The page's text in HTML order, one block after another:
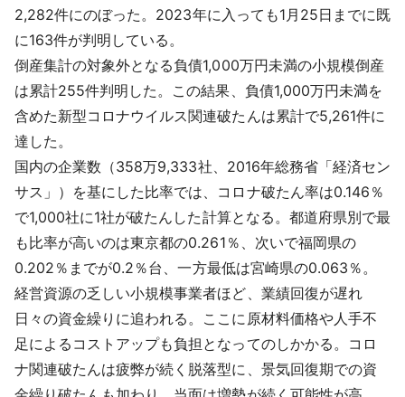
2,282件にのぼった。2023年に入っても1月25日までに既
に163件が判明している。
倒産集計の対象外となる負債1,000万円未満の小規模倒産
は累計255件判明した。この結果、負債1,000万円未満を
含めた新型コロナウイルス関連破たんは累計で5,261件に
達した。
国内の企業数（358万9,333社、2016年総務省「経済セン
サス」）を基にした比率では、コロナ破たん率は0.146％
で1,000社に1社が破たんした計算となる。都道府県別で最
も比率が高いのは東京都の0.261％、次いで福岡県の
0.202％までが0.2％台、一方最低は宮崎県の0.063％。
経営資源の乏しい小規模事業者ほど、業績回復が遅れ
日々の資金繰りに追われる。ここに原材料価格や人手不
足によるコストアップも負担となってのしかかる。コロ
ナ関連破たんは疲弊が続く脱落型に、景気回復期での資